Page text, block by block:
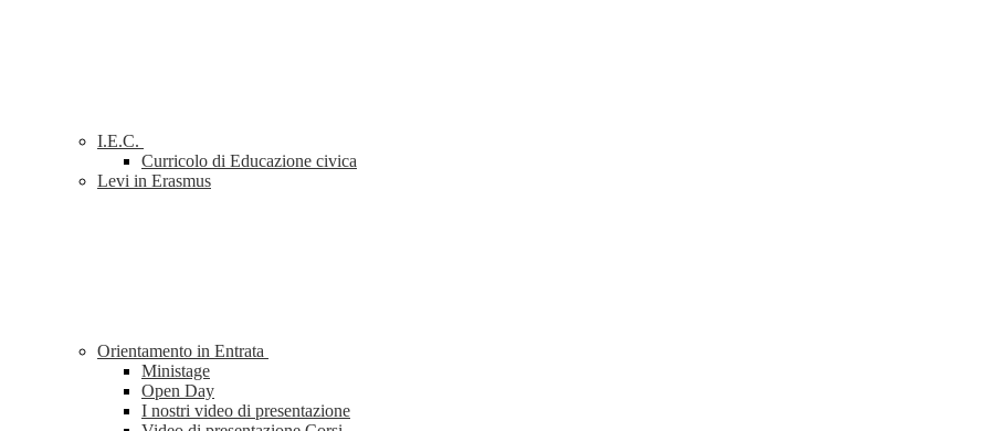
I.E.C.
Curricolo di Educazione civica
Levi in Erasmus
Orientamento in Entrata
Ministage
Open Day
I nostri video di presentazione